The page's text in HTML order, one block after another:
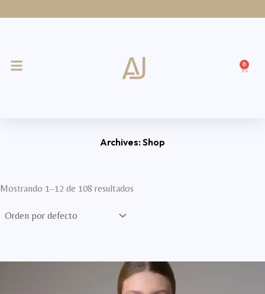
0
Cart
Archives: Shop
Mostrando 1–12 de 108 resultados